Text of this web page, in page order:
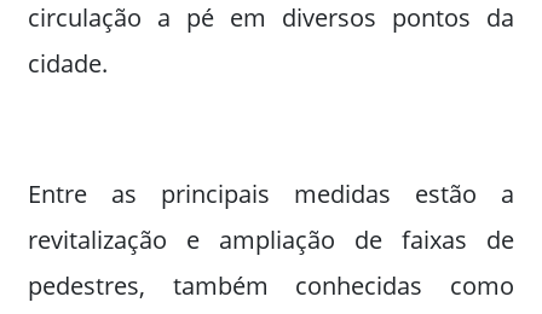
circulação a pé em diversos pontos da
cidade.
Entre as principais medidas estão a
revitalização e ampliação de faixas de
pedestres, também conhecidas como